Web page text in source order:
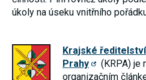
úkoly na úseku vnitřního
Krajské
Prahy
(KRPA) je
organizačním